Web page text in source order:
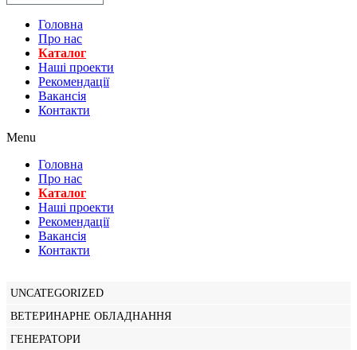
Головна
Про нас
Каталог
Нашi проекти
Рекомендації
Вакансiя
Контакти
Menu
Головна
Про нас
Каталог
Нашi проекти
Рекомендації
Вакансiя
Контакти
UNCATEGORIZED
ВЕТЕРИНАРНЕ ОБЛАДНАННЯ
ГЕНЕРАТОРИ